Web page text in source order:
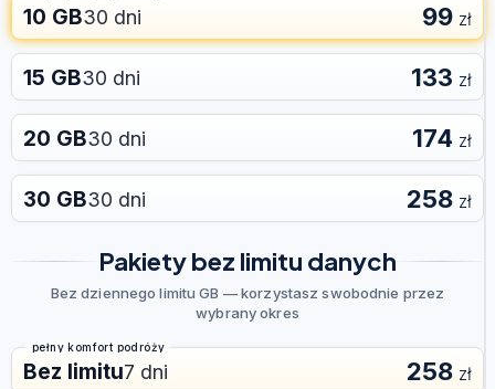
10 GB30 dni 99 zł
15 GB30 dni 133 zł
20 GB30 dni 174 zł
30 GB30 dni 258 zł
Pakiety bez limitu danych
Bez dziennego limitu GB — korzystasz swobodnie przez
wybrany okres
pełny komfort podróży
Bez limitu7 dni 258 zł